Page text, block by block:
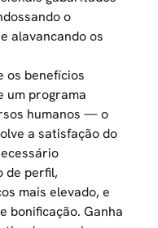
o
alavancando os
os benefícios
um programa
humanos — o
a satisfação do
de perfil,
mais elevado, e
bonificação. Ganha